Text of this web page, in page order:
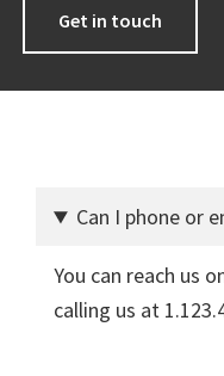
Get in touch
Can I phone or
You can reach us
calling us at